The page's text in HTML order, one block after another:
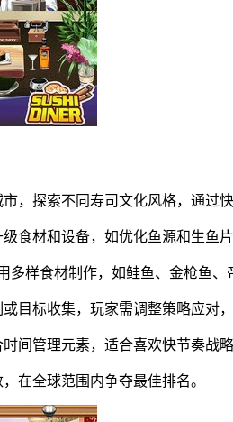
，探索不同寿司文化风格，通过
食材和设备，如优化鱼源和生鱼
多样食材制作，如鲑鱼、金枪鱼、
目标收集，玩家需调整策略应对
间管理元素，适合喜欢快节奏战略
在全球范围内争夺最佳排名。